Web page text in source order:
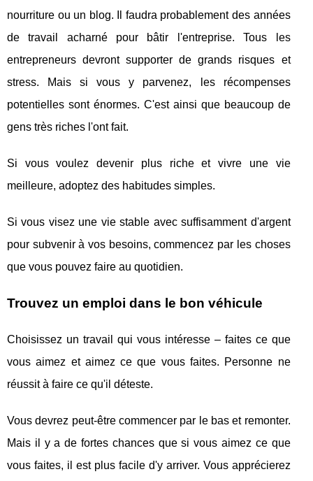
nourriture ou un blog. Il faudra probablement des années
de travail acharné pour bâtir l'entreprise. Tous les
entrepreneurs devront supporter de grands risques et
stress. Mais si vous y parvenez, les récompenses
potentielles sont énormes. C'est ainsi que beaucoup de
gens très riches l'ont fait.
Si vous voulez devenir plus riche et vivre une vie
meilleure, adoptez des habitudes simples.
Si vous visez une vie stable avec suffisamment d'argent
pour subvenir à vos besoins, commencez par les choses
que vous pouvez faire au quotidien.
Trouvez un emploi dans le bon véhicule
Choisissez un travail qui vous intéresse – faites ce que
vous aimez et aimez ce que vous faites. Personne ne
réussit à faire ce qu'il déteste.
Vous devrez peut-être commencer par le bas et remonter.
Mais il y a de fortes chances que si vous aimez ce que
vous faites, il est plus facile d'y arriver. Vous apprécierez